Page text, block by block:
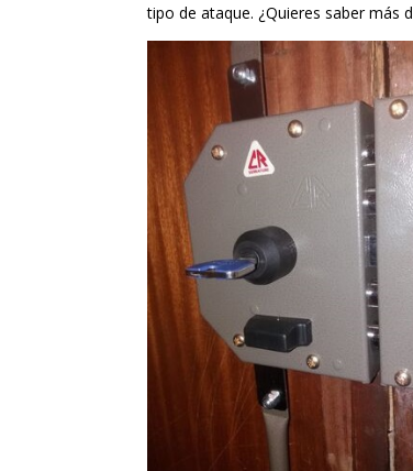
tipo de ataque. ¿Quieres saber más